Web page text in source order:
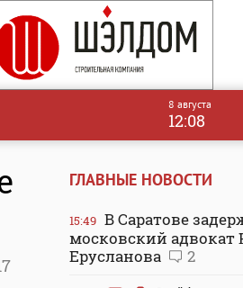
8 августа
12:08
ГЛАВНЫЕ НОВОСТИ
15:49 В Саратове
московский адвокат
Ерусланова
2